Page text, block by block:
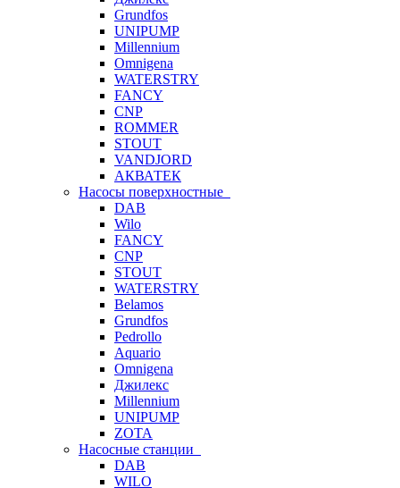
Grundfos
UNIPUMP
Millennium
Omnigena
WATERSTRY
FANCY
CNP
ROMMER
STOUT
VANDJORD
АКВАТЕК
Насосы поверхностные
DAB
Wilo
FANCY
CNP
STOUT
WATERSTRY
Belamos
Grundfos
Pedrollo
Aquario
Omnigena
Джилекс
Millennium
UNIPUMP
ZOTA
Насосные станции
DAB
WILO